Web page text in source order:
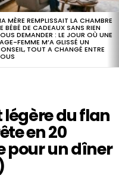
MÈRE REMPLISSAIT LA CHAMBRE
BÉBÉ DE CADEAUX SANS RIEN
DEMANDER : LE JOUR OÙ UNE
FEMME M’A GLISSÉ UN
TOUT A CHANGÉ ENTRE
légère du flan
en 20
pour un dîner